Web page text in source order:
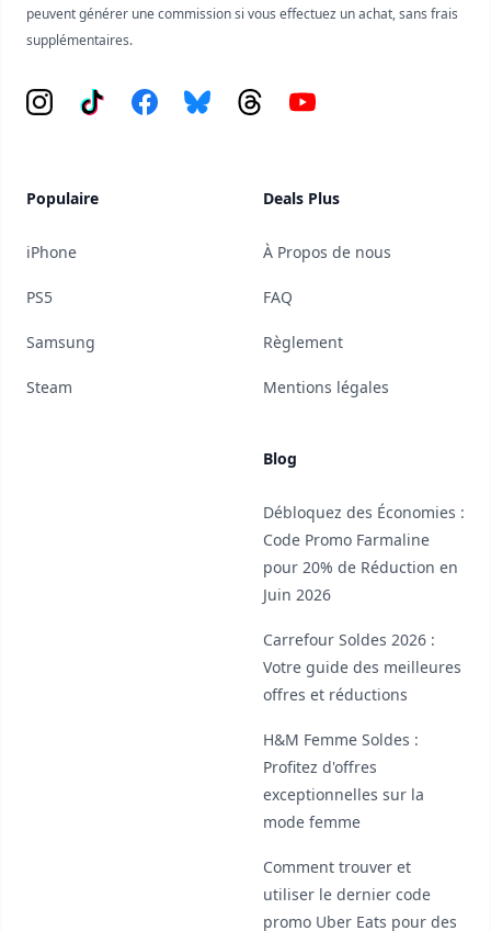
peuvent générer une commission si vous effectuez un achat, sans frais
supplémentaires.
Instagram
Tiktok FacebookBlueskyThreadsYouTube
Populaire
iPhone
PS5
Samsung
Steam
Deals Plus
À Propos de nous
FAQ
Règlement
Mentions légales
Blog
Débloquez des Économies :
Code Promo Farmaline
pour 20% de Réduction en
Juin 2026
Carrefour Soldes 2026 :
Votre guide des meilleures
offres et réductions
H&M Femme Soldes :
Profitez d'offres
exceptionnelles sur la
mode femme
Comment trouver et
utiliser le dernier code
promo Uber Eats pour des